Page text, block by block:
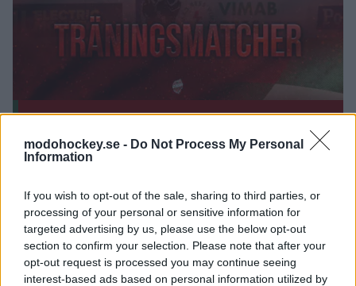
modohockey.se - Do Not Process My Personal
Information
If you wish to opt-out of the sale, sharing to third parties, or
processing of your personal or sensitive information for
targeted advertising by us, please use the below opt-out
section to confirm your selection. Please note that after your
opt-out request is processed you may continue seeing
interest-based ads based on personal information utilized by
Herrlagets försäsong inleds den 13 augusti, mot
Brynäs i SCA-cupen, och två dagar senare tar sig
Kramfors.
Resten av träningsmatcherna är också spikade för
våra representationslag och här följer hela listan.